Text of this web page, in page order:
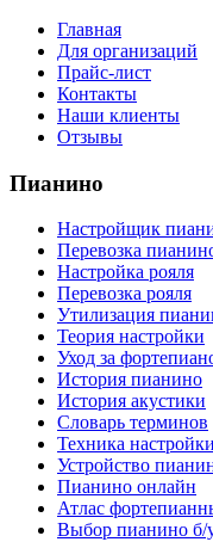
Главная
Для организаций
Прайс-лист
Контакты
Наши клиенты
Отзывы
Пианино
Настройщик
Перевозка
Настройка рояля
Перевозка рояля
Утилизация
Теория настройки
Уход за
История пианино
История акустики
Словарь терминов
Техника настройки
Устройство
Пианино онлайн
Атлас
Выбор пианино б/